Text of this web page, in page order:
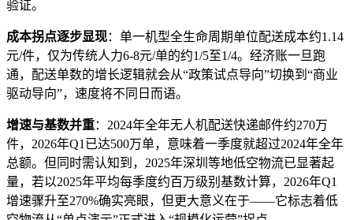
验证。
成本拐点逐步显现：单一机型全生命周期单位配送成本约1.14
元/件，仅为传统人力6-8元/单的约1/5至1/4。经济账一旦跑
通，配送单数的增长逻辑就会从“政策试点导向”切换到“商业
驱动导向”，速度将不同日而语。
增速与基数并重：2024年全年无人机配送快递邮件约270万
件，2026年Q1已达500万单，意味着一季度就超过2024年全年
总额。但同时需认知到，2025年深圳等地低空物流已显著起
量，若以2025年平均每季度约百万级别基数计算，2026年Q1
增速骤升至270%确实亮眼，但更大意义在于——它标志着低